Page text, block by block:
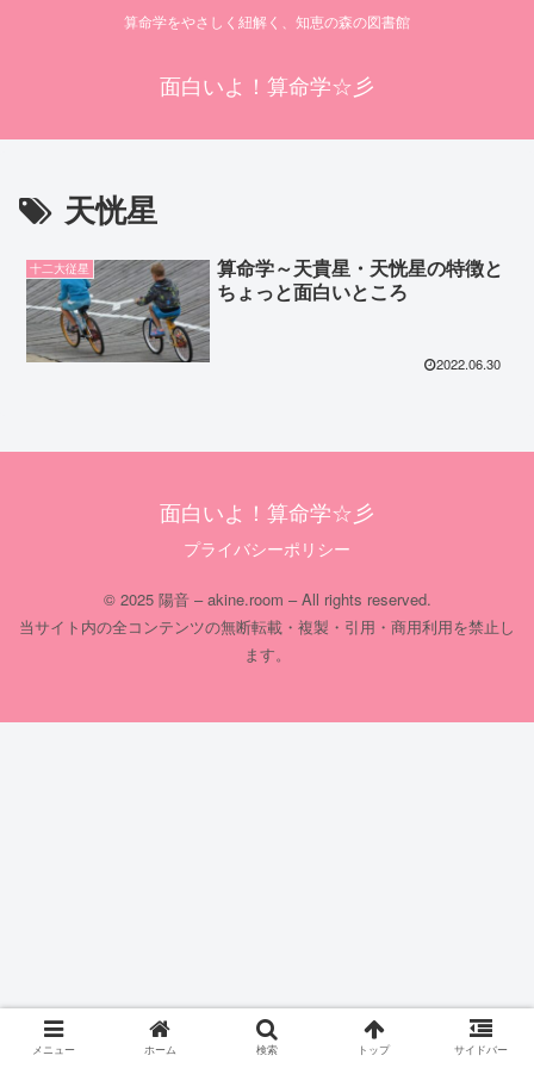
算命学をやさしく紐解く、知恵の森の図書館
面白いよ！算命学☆彡
天恍星
十二大従星
算命学～天貴星・天恍星の特徴と
ちょっと面白いところ
2022.06.30
面白いよ！算命学☆彡
プライバシーポリシー
© 2025 陽音 – akine.room – All rights reserved.
当サイト内の全コンテンツの無断転載・複製・引用・商用利用を禁止し
ます。
メニュー ホーム 検索 トップ サイドバー